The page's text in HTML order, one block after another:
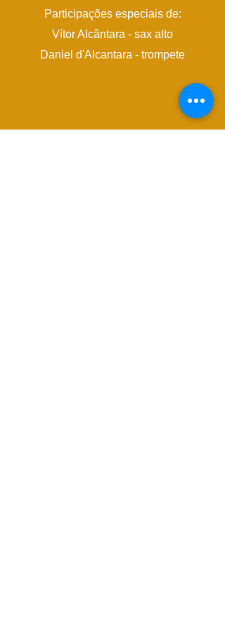
Participações especiais de:
Vítor Alcântara - sax alto
Daniel d'Alcantara - trompete